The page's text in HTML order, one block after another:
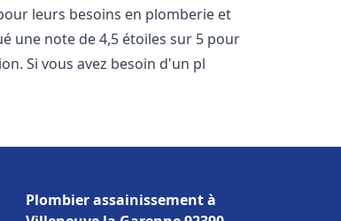
leurs besoins en plomberie et
une note de 4,5 étoiles sur 5 pour
Si vous avez besoin d'un pl
Plombier assainissement à